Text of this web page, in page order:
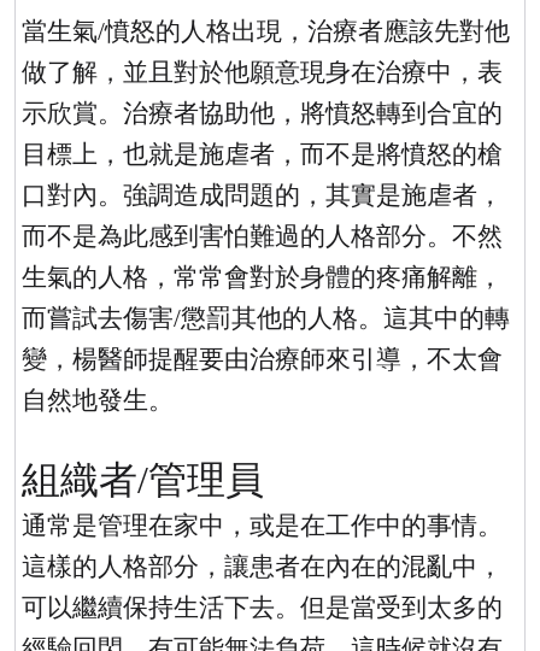
當生氣/憤怒的人格出現，治療者應該先對他
做了解，並且對於他願意現身在治療中，表
示欣賞。治療者協助他，將憤怒轉到合宜的
目標上，也就是施虐者，而不是將憤怒的槍
口對內。強調造成問題的，其實是施虐者，
而不是為此感到害怕難過的人格部分。不然
生氣的人格，常常會對於身體的疼痛解離，
而嘗試去傷害/懲罰其他的人格。這其中的轉
變，楊醫師提醒要由治療師來引導，不太會
自然地發生。
組織者/管理員
通常是管理在家中，或是在工作中的事情。
這樣的人格部分，讓患者在內在的混亂中，
可以繼續保持生活下去。但是當受到太多的